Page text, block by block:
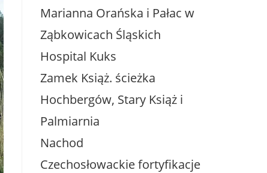
Marianna Orańska i Pałac w
Ząbkowicach Śląskich
Hospital Kuks
Zamek Książ. ścieżka
Hochbergów, Stary Książ i
Palmiarnia
Nachod
Czechosłowackie fortyfikacje